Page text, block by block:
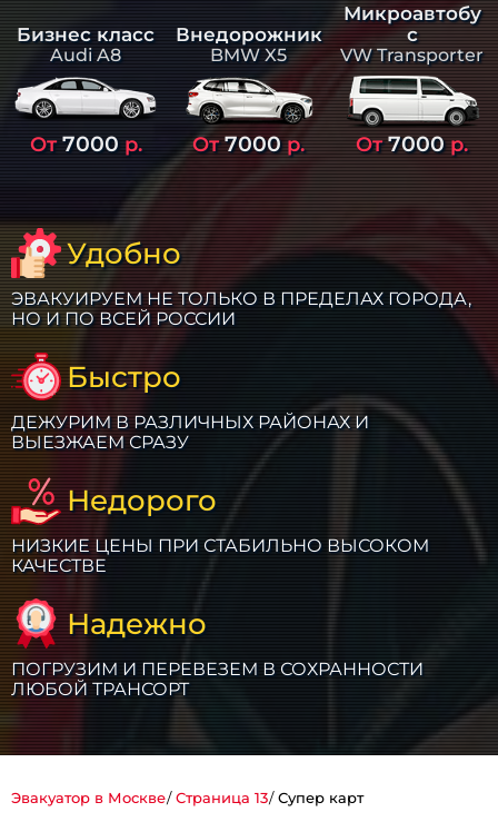
Бизнес класс
Audi A8
От7000р.
Внедорожник
BMW X5
От7000р.
Микроавтобу
с
VW Transporter
От7000р.
Удобно
ЭВАКУИРУЕМ НЕ ТОЛЬКО В ПРЕДЕЛАХ ГОРОДА,
НО И ПО ВСЕЙ РОССИИ
Быстро
ДЕЖУРИМ В РАЗЛИЧНЫХ РАЙОНАХ И
ВЫЕЗЖАЕМ СРАЗУ
Недорого
НИЗКИЕ ЦЕНЫ ПРИ СТАБИЛЬНО ВЫСОКОМ
КАЧЕСТВЕ
Надежно
ПОГРУЗИМ И ПЕРЕВЕЗЕМ В СОХРАННОСТИ
ЛЮБОЙ ТРАНСОРТ
Эвакуатор в Москве Страница 13 Супер карт